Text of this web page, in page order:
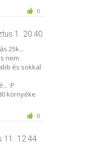
0
1. 20:40
25k...
nem
és sokkal
:P
környéke
0
11. 12:44